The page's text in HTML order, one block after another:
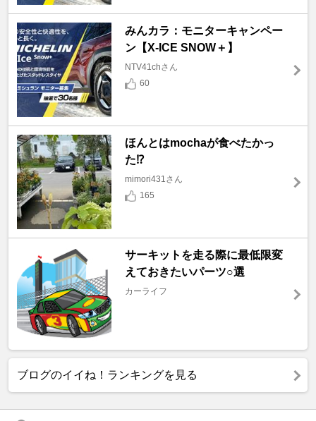
みんカラ：モニターキャンペー
ン【X-ICE SNOW＋】
NTV41chさん
60
ほんとはmochaが食べたかっ
た⁉️
mimori431さん
165
サーキットを走る際に最低限変
えておきたいパーツ○選
カーライフ
ブログのイイね！ランキングを見る